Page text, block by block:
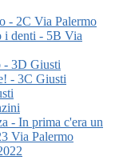
- 2C Via Palermo
i denti - 5B Via
- 3D Giusti
- 3C Giusti
- In prima c'era un
Via Palermo